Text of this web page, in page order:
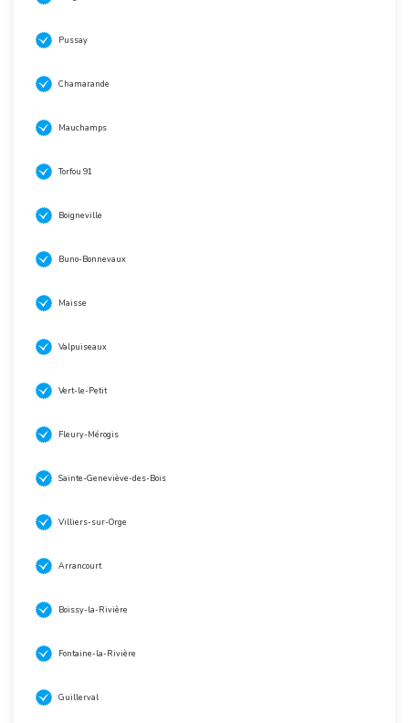
Pussay
Chamarande
Mauchamps
Torfou 91
Boigneville
Buno-Bonnevaux
Maisse
Valpuiseaux
Vert-le-Petit
Fleury-Mérogis
Sainte-Geneviève-des-Bois
Villiers-sur-Orge
Arrancourt
Boissy-la-Rivière
Fontaine-la-Rivière
Guillerval